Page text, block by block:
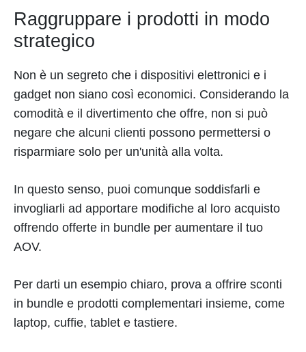
Raggruppare i prodotti in modo
strategico
Non è un segreto che i dispositivi elettronici e i
gadget non siano così economici. Considerando la
comodità e il divertimento che offre, non si può
negare che alcuni clienti possono permettersi o
risparmiare solo per un'unità alla volta.
In questo senso, puoi comunque soddisfarli e
invogliarli ad apportare modifiche al loro acquisto
offrendo offerte in bundle per aumentare il tuo
AOV.
Per darti un esempio chiaro, prova a offrire sconti
in bundle e prodotti complementari insieme, come
laptop, cuffie, tablet e tastiere.